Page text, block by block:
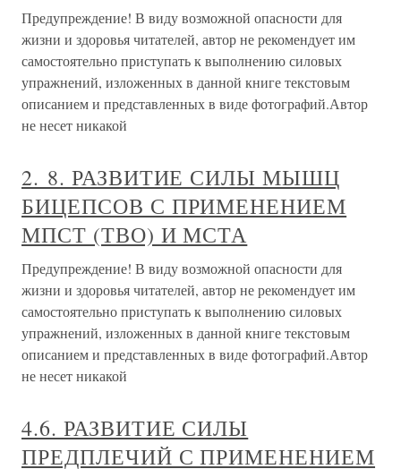
Предупреждение! В виду возможной опасности для
жизни и здоровья читателей, автор не рекомендует им
самостоятельно приступать к выполнению силовых
упражнений, изложенных в данной книге текстовым
описанием и представленных в виде фотографий.Автор
не несет никакой
2. 8. РАЗВИТИЕ СИЛЫ МЫШЦ
БИЦЕПСОВ С ПРИМЕНЕНИЕМ
МПСТ (ТВО) И МСТА
Предупреждение! В виду возможной опасности для
жизни и здоровья читателей, автор не рекомендует им
самостоятельно приступать к выполнению силовых
упражнений, изложенных в данной книге текстовым
описанием и представленных в виде фотографий.Автор
не несет никакой
4.6. РАЗВИТИЕ СИЛЫ
ПРЕДПЛЕЧИЙ С ПРИМЕНЕНИЕМ